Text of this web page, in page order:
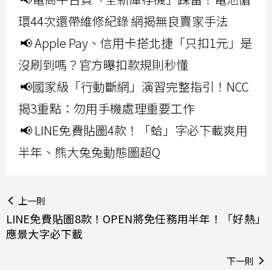
環44次還帶維修紀錄 網揭無良賣家手法
📢 Apple Pay、信用卡搭北捷「只扣1元」是
沒刷到嗎？官方曝扣款規則秒懂
📢國家級「行動斷網」演習完整指引！NCC
揭3重點：勿用手機處理重要工作
📢 LINE免費貼圖4款！「蛤」字必下載爽用
半年、熊大兔兔動態圖超Q
上一則
LINE免費貼圖8款！OPEN將免任務用半年！「好熱」
應景大字必下載
下一則